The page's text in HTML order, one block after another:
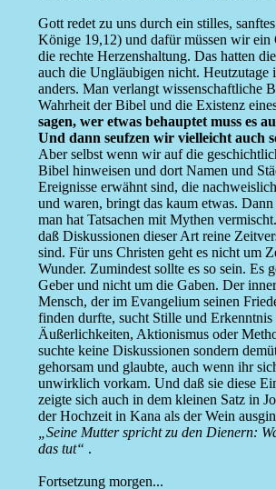
Gott redet zu uns durch ein stilles,
Könige 19,12) und dafür müssen wir ein
die rechte Herzenshaltung. Das hatten
auch die Ungläubigen nicht. Heutzutage
anders. Man verlangt wissenschaftliche
Wahrheit der Bibel und die Existenz
sagen, wer etwas behauptet muss es
Und dann seufzen wir vielleicht auch
Aber selbst wenn wir auf die
Bibel hinweisen und dort Namen und
Ereignisse erwähnt sind, die
und waren, bringt das kaum etwas. Dann
man hat Tatsachen mit Mythen
daß Diskussionen dieser Art reine
sind. Für uns Christen geht es nicht um
Wunder. Zumindest sollte es so sein. Es
Geber und nicht um die Gaben. Der
Mensch, der im Evangelium seinen
finden durfte, sucht Stille und Erkenntnis
Äußerlichkeiten, Aktionismus oder
suchte keine Diskussionen sondern
gehorsam und glaubte, auch wenn ihr
unwirklich vorkam. Und daß sie diese
zeigte sich auch in dem kleinen Satz in
der Hochzeit in Kana als der Wein
„Seine Mutter spricht zu den Dienern:
das tut“ .
Fortsetzung morgen...